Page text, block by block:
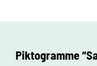
Piktogramme